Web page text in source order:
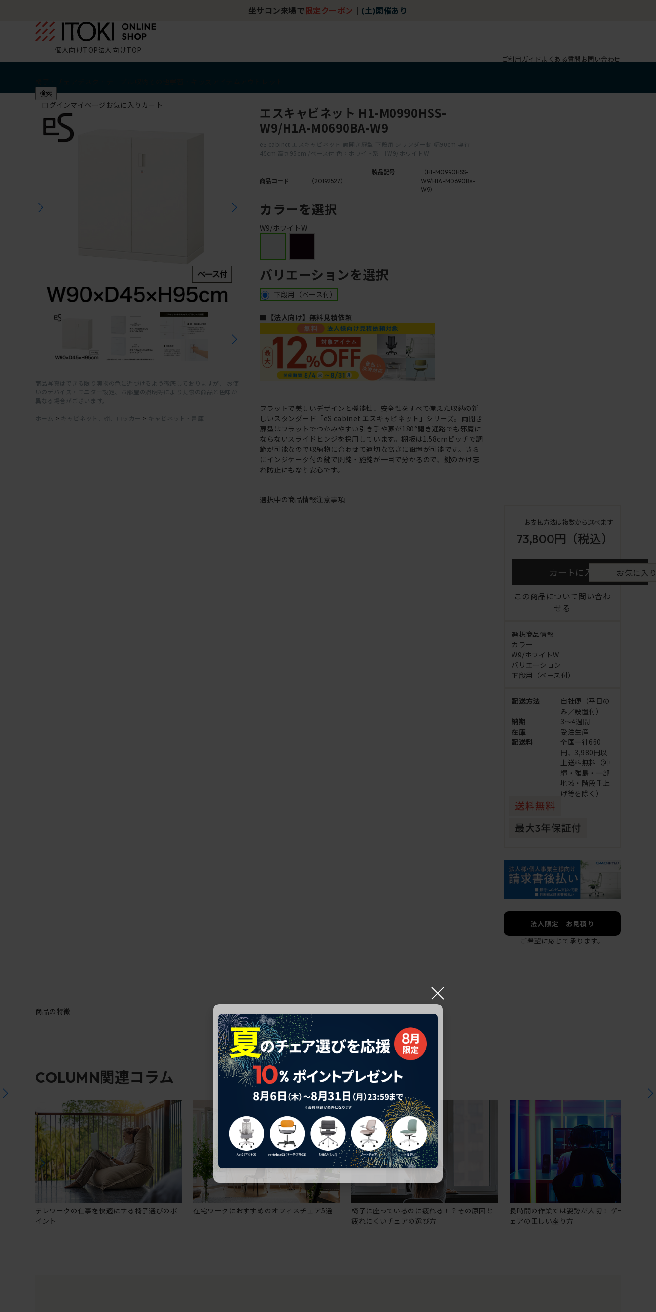
坐サロン来場で 限定クーポン (土)開催あり
個人向けTOP法人向けTOP
ご利用ガイド よくある質問お問い合わせ
検索
ログインマイページ お気に入り カート
商品写真はできる限り実物の色に近づけるよう徹底しておりますが、 お使
いのデバイス・モニター設定、お部屋の照明等により実際の商品と色味が
異なる場合がございます。
ホーム > キャビネット、棚、ロッカー > キャビネット・書庫
エスキャビネット H1-M0990HSS-
W9/H1A-M0690BA-W9
eS cabinet エスキャビネット 両開き扉型 下段用 シリンダー錠 幅90cm 奥行
45cm 高さ95cm /ベース付 色：ホワイト系 ［W9/ホワイトW］
商品コード （20192527）
製品記号
（H1-M0990HSS-
W9/H1A-M0690BA-
W9）
カラーを選択
W9/ホワイトW
バリエーションを選択
下段用（ベース付）
■【法人向け】無料見積依頼
フラットで美しいデザインと機能性、安全性をすべて備えた収納の新
しいスタンダード「eS cabinet エスキャビネット」シリーズ。両開き
扉型はフラットでつかみやすい引き手や扉が180°開き通路でも邪魔に
ならないスライドヒンジを採用しています。棚板は1.58cmピッチで調
節が可能なので収納物に合わせて適切な高さに設置が可能です。さら
にインジケータ付の鍵で開錠・施錠が一目で分かるので、鍵のかけ忘
れ防止にもなり安心です。
選択中の商品情報注意事項
お支払方法は複数から選べます
73,800円 （税込）
カートに入れる お気に入
この商品について問い合わ
せる
選択商品情報
カラー
W9/ホワイトW
バリエーション
下段用（ベース付）
配送方法
自社便（平日の
み／設置付）
納期
3～4週間
在庫
受注生産
配送料
全国一律660
円、3,980円以
上送料無料（沖
縄・離島・一部
地域・階段手上
げ等を除く）
法人限定 お見積り
ご希望に応じて承ります。
商品の特徴
COLUMN関連コラム
テレワークの仕事を快適にする椅子選びのポ
イント
在宅ワークにおすすめのオフィスチェア5選
椅子に座っているのに疲れる！？その原因と
疲れにくいチェアの選び方
長時間の作業では姿勢が大切！ ゲーミングチ
ェアの正しい座り方
×